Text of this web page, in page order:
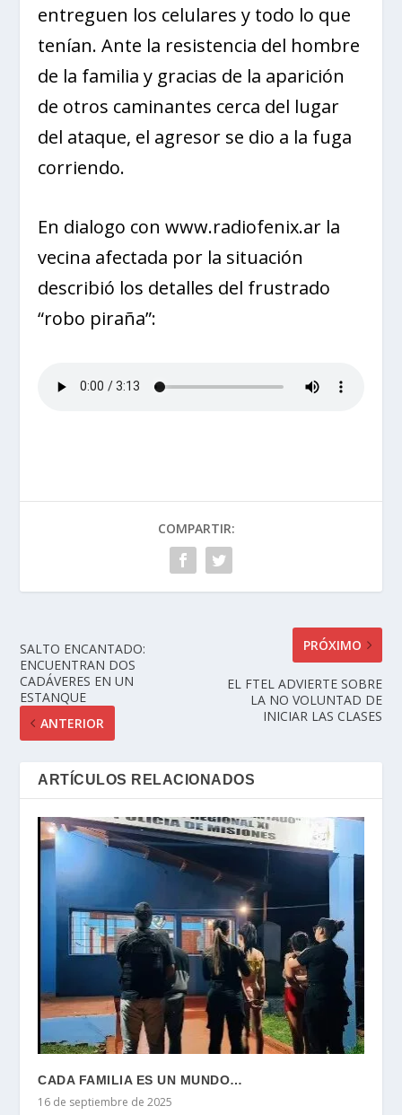
entreguen los celulares y todo lo que
tenían. Ante la resistencia del hombre
de la familia y gracias de la aparición
de otros caminantes cerca del lugar
del ataque, el agresor se dio a la fuga
corriendo.
En dialogo con www.radiofenix.ar la
vecina afectada por la situación
describió los detalles del frustrado
“robo piraña”:
COMPARTIR:
SALTO ENCANTADO:
ENCUENTRAN DOS
CADÁVERES EN UN
ESTANQUE
ANTERIOR
PRÓXIMO
EL FTEL ADVIERTE SOBRE
LA NO VOLUNTAD DE
INICIAR LAS CLASES
ARTÍCULOS RELACIONADOS
CADA FAMILIA ES UN MUNDO…
16 de septiembre de 2025